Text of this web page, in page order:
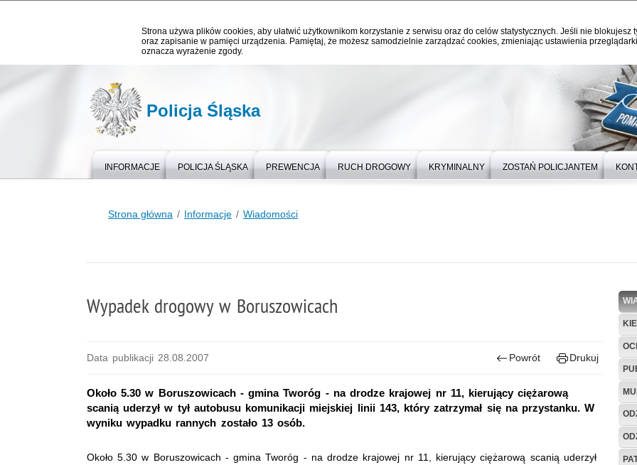
Strona używa plików cookies, aby ułatwić użytkownikom korzystanie z serwisu oraz do celów statystycznych. Jeśli nie blokujesz
oraz zapisanie w pamięci urządzenia. Pamiętaj, że możesz samodzielnie zarządzać cookies, zmieniając ustawienia
oznacza wyrażenie zgody.
Policja Śląska
INFORMACJE POLICJA ŚLĄSKA PREWENCJA RUCH DROGOWY KRYMINALNY ZOSTAŃ POLICJANTEM
Strona główna Informacje Wiadomości
Wypadek drogowy w Boruszowicach
Data publikacji 28.08.2007 Powrót Drukuj
Około 5.30 w Boruszowicach - gmina Tworóg - na drodze krajowej nr 11, kierujący ciężarową
scanią uderzył w tył autobusu komunikacji miejskiej linii 143, który zatrzymał się na przystanku. W
wyniku wypadku rannych zostało 13 osób.
Około 5.30 w Boruszowicach - gmina Tworóg - na drodze krajowej nr 11, kierujący ciężarową scanią uderzył